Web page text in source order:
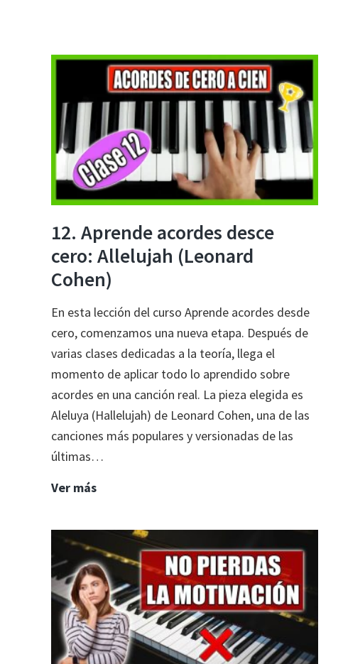
12. Aprende acordes desce
cero: Allelujah (Leonard
Cohen)
En esta lección del curso Aprende acordes desde
cero, comenzamos una nueva etapa. Después de
varias clases dedicadas a la teoría, llega el
momento de aplicar todo lo aprendido sobre
acordes en una canción real. La pieza elegida es
Aleluya (Hallelujah) de Leonard Cohen, una de las
canciones más populares y versionadas de las
últimas…
Ver más12.
acordes
desce
cero:
Allelujah
(Leonard
Cohen)